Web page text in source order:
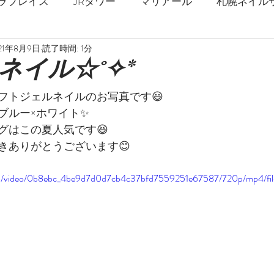
札幌駅 春ネイル
ルネイル ストロングネイル
乾燥対策 フットネイル
イル☆˚✧*
年8月9日 読了時間: 1分
トジェルネイルのお写真です😃
ルー×ホワイト✨
はこの夏人気です😆
ありがとうございます😊
video/0b8ebc_4be9d7d0d7cb4c37bfd7559251e67587/720p/mp4/